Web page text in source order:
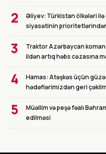
2
Əliyev: Türkistan ölkələri
siyasətinin
3
Traktor Azərbaycan
ildən artıq həbs cəzasına
4
Hamas: Atəşkəs üçün
hədəflərimizdən geri
5
Müəllim və peşə fəalı
edilməsi